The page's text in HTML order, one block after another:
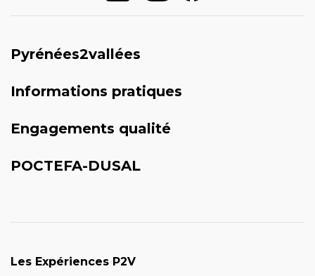
Pyrénées2vallées
Informations pratiques
Engagements qualité
POCTEFA-DUSAL
Les Expériences P2V